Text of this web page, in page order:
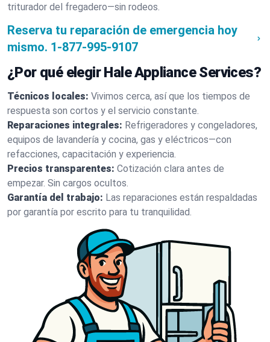
triturador del fregadero—sin rodeos.
Reserva tu reparación de emergencia hoy
mismo. 1-877-995-9107
¿Por qué elegir Hale Appliance Services?
Técnicos locales: Vivimos cerca, así que los tiempos de
respuesta son cortos y el servicio constante.
Reparaciones integrales: Refrigeradores y congeladores,
equipos de lavandería y cocina, gas y eléctricos—con
refacciones, capacitación y experiencia.
Precios transparentes: Cotización clara antes de
empezar. Sin cargos ocultos.
Garantía del trabajo: Las reparaciones están respaldadas
por garantía por escrito para tu tranquilidad.